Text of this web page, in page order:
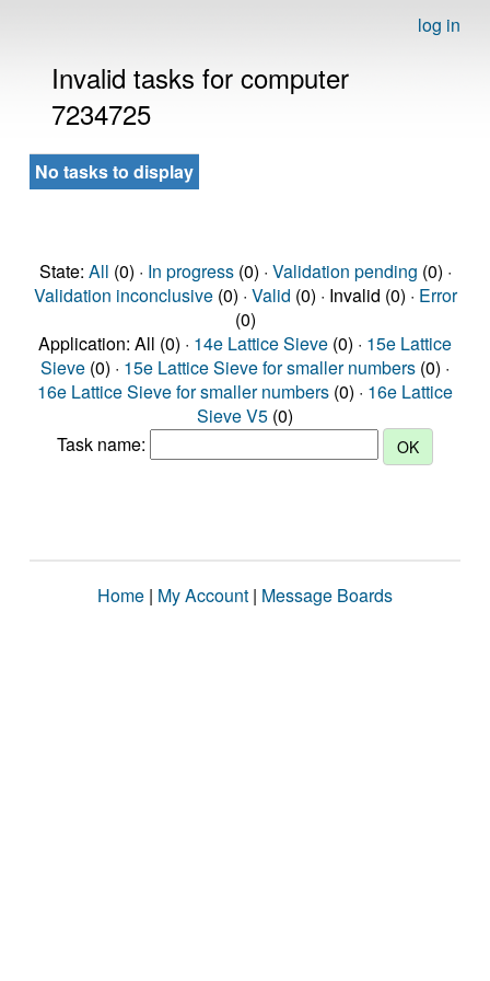
log in
Invalid tasks for computer
7234725
No tasks to display
State: All (0) · In progress(0) · Validation pending (0) ·
Validation inconclusive(0) · Valid (0) · Invalid (0) · Error
(0)
Application: All (0) · 14e Lattice Sieve (0) · 15e Lattice
Sieve (0) · 15e Lattice Sieve for smaller numbers (0) ·
16e Lattice Sieve for smaller numbers (0) · 16e Lattice
Sieve V5 (0)
Task name:
Home | My Account | Message Boards